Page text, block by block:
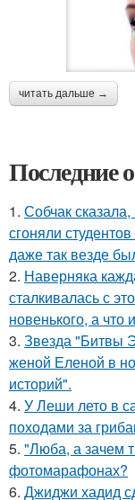
читать дальше →
Последние
1. Собчак
сгоняли
даже так везде
2. Наверняка
сталкивалась с
новенького, а что
3. Звезда "Битвы
женой Еленой в
историй".
4. У Леши лето в
походами за
5. "Люба, а зачем
фотомарафонах?
6. Джиджи хадид